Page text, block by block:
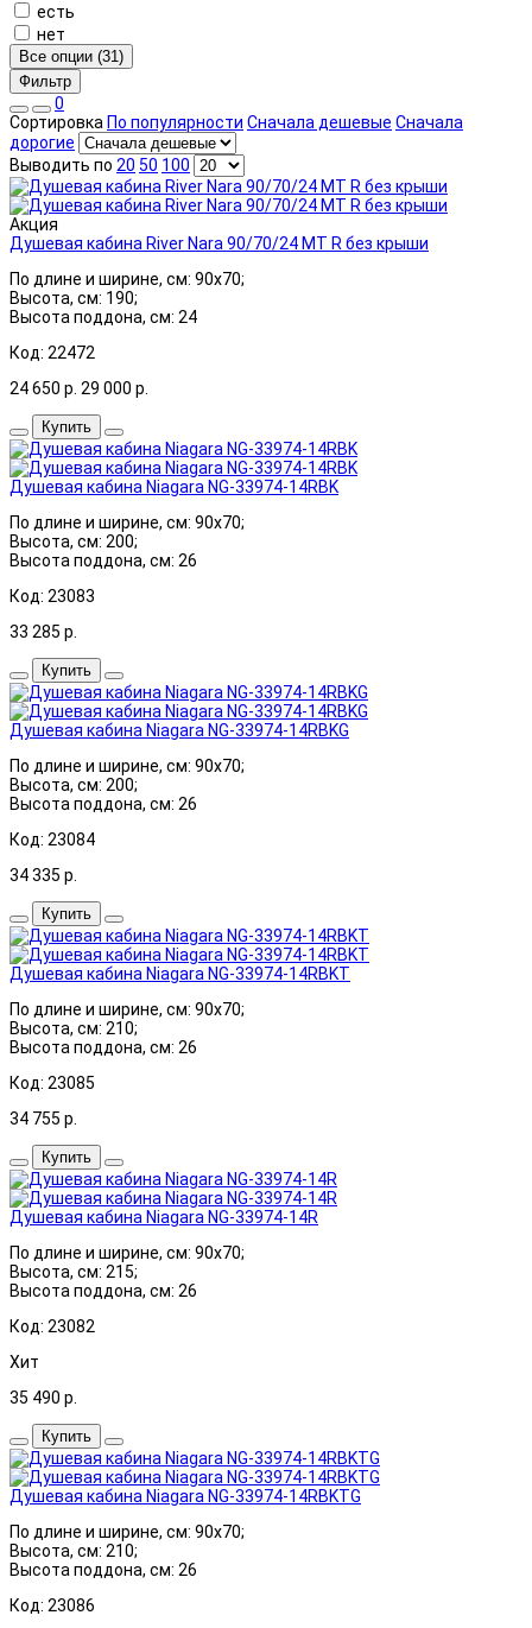
есть
нет
Все опции (31)
Фильтр
0
Сортировка По популярности Сначала дешевые Сначала
дорогие
Выводить по 20 50 100
Акция
Душевая кабина River Nara 90/70/24 МТ R без крыши
По длине и ширине, см: 90x70;
Высота, см: 190;
Высота поддона, см: 24
Код: 22472
24 650 р. 29 000 р.
Купить
Душевая кабина Niagara NG-33974-14RBK
По длине и ширине, см: 90x70;
Высота, см: 200;
Высота поддона, см: 26
Код: 23083
33 285 р.
Купить
Душевая кабина Niagara NG-33974-14RBKG
По длине и ширине, см: 90x70;
Высота, см: 200;
Высота поддона, см: 26
Код: 23084
34 335 р.
Купить
Душевая кабина Niagara NG-33974-14RBKT
По длине и ширине, см: 90x70;
Высота, см: 210;
Высота поддона, см: 26
Код: 23085
34 755 р.
Купить
Душевая кабина Niagara NG-33974-14R
По длине и ширине, см: 90x70;
Высота, см: 215;
Высота поддона, см: 26
Код: 23082
Хит
35 490 р.
Купить
Душевая кабина Niagara NG-33974-14RBKTG
По длине и ширине, см: 90x70;
Высота, см: 210;
Высота поддона, см: 26
Код: 23086